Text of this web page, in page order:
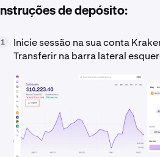
Instruções de depósito:
1 Inicie sessão na sua conta
Transferir na barra lateral